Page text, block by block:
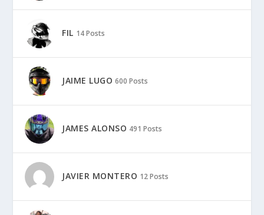
FIL 14 Posts
JAIME LUGO 600 Posts
JAMES ALONSO 491 Posts
JAVIER MONTERO 12 Posts